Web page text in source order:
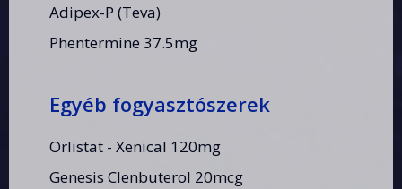
Adipex-P (Teva)
Phentermine 37.5mg
Egyéb fogyasztószerek
Orlistat - Xenical 120mg
Genesis Clenbuterol 20mcg